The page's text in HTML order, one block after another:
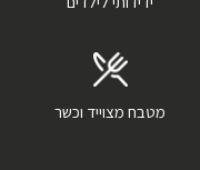
מטבח מצוייד וכשר